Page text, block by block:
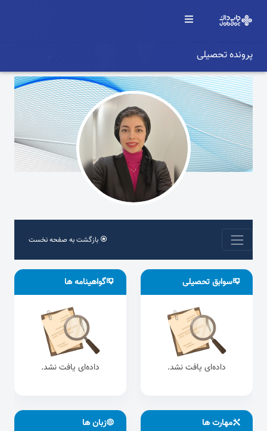
پرونده تحصیلی
بازگشت به صفحه نخست
سوابق تحصیلی
داده‌ای یافت نشد.
مهارت ها
گواهینامه ها
داده‌ای یافت نشد.
زبان ها